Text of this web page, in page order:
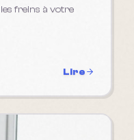
freins à votre
Lire